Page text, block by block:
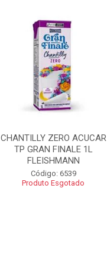
CHANTILLY ZERO ACUCAR
TP GRAN FINALE 1L
FLEISHMANN
Código: 6539
Produto Esgotado